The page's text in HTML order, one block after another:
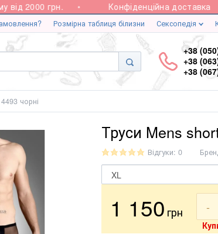
2000 грн. Конфіденційна доставка
Розмірна таблиця білизни Сексопедія
+38
+38
+38
чорні
Труси Mens
Відгуки: 0
1 150 грн -